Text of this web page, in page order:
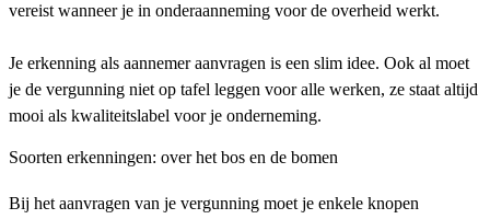
vereist wanneer je in onderaanneming voor de overheid werkt.
Je erkenning als aannemer aanvragen is een slim idee. Ook al moet
je de vergunning niet op tafel leggen voor alle werken, ze staat altijd
mooi als kwaliteitslabel voor je onderneming.
Soorten erkenningen: over het bos en de bomen
Bij het aanvragen van je vergunning moet je enkele knopen